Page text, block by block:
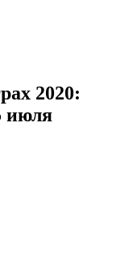
2020:
июля